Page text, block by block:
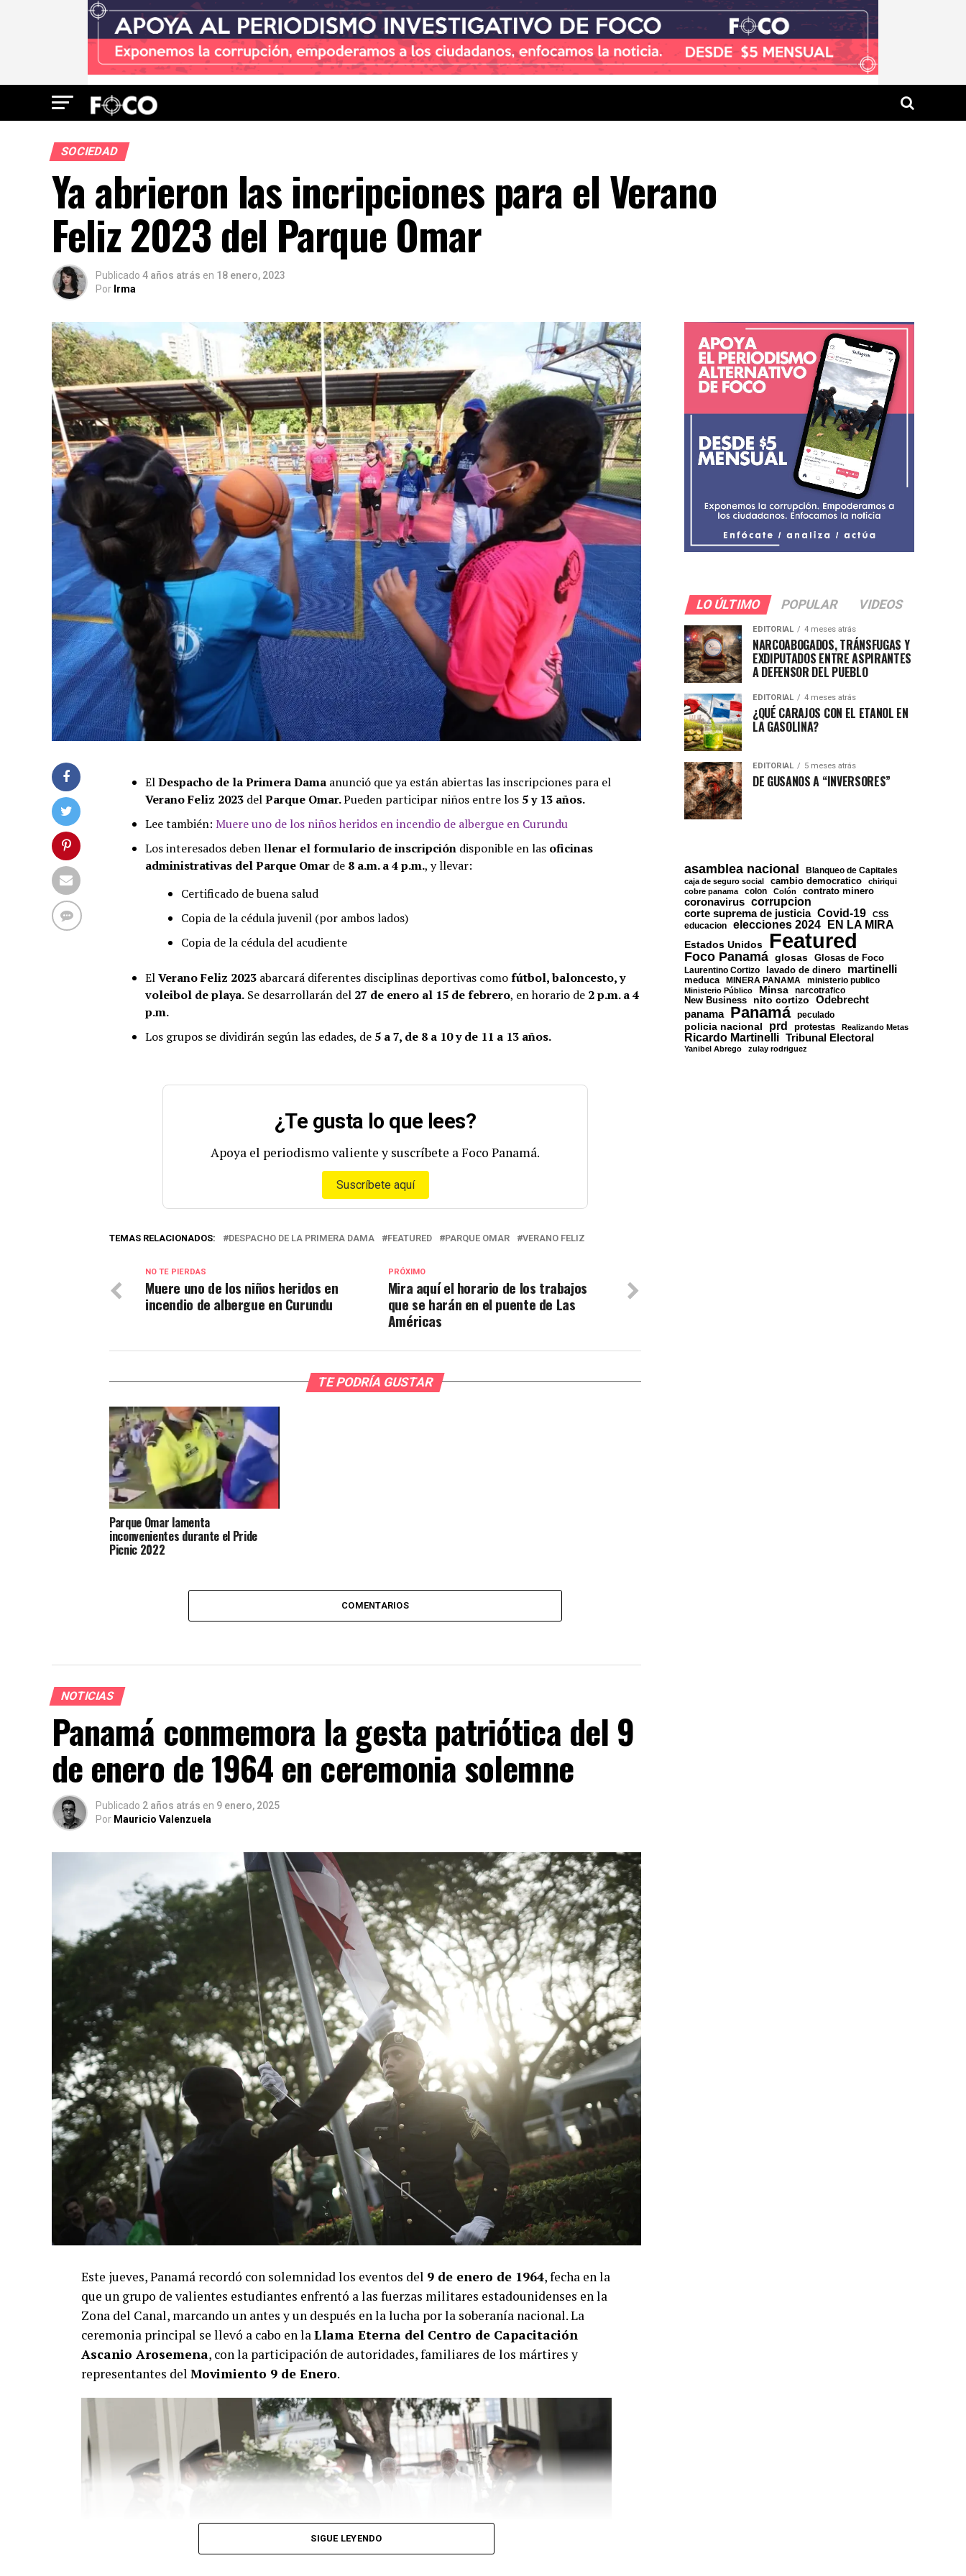
SOCIEDAD
Ya abrieron las incripciones para el Verano
Feliz 2023 del Parque Omar
Publicado 4 años atrás en 18 enero, 2023
Por Irma
ElDespacho de la Primera Dama anunció que ya están abiertas las inscripciones para el
Verano Feliz 2023 delParque Omar.Pueden participar niños entre los 5 y 13 años.
Lee también: Muere uno de los niños heridos en incendio de albergue en Curundu
Los interesados deben llenar el formulario de inscripción disponible en las oficinas
administrativas del Parque Omar de 8 a.m. a 4 p.m., y llevar:
Certificado de buena salud
Copia de la cédula juvenil (por ambos lados)
Copia de la cédula del acudiente
ElVerano Feliz 2023 abarcará diferentes disciplinas deportivas comofútbol, baloncesto, y
voleibol de playa. Se desarrollarán del 27 de enero al 15 de febrero, en horario de 2 p.m. a 4
p.m.
Los grupos se dividirán según las edades, de 5 a 7, de 8 a 10 y de 11 a 13 años.
¿Te gusta lo que lees?
Apoya el periodismo valiente y suscríbete a Foco Panamá.
Suscríbete aquí
TEMAS RELACIONADOS: DESPACHO DE LA PRIMERA DAMA FEATURED PARQUE OMAR VERANO FELIZ
PRÓXIMO
Mira aquí el horario de los trabajos
que se harán en el puente de Las
Américas
NO TE PIERDAS
Muere uno de los niños heridos en
incendio de albergue en Curundu
TE PODRÍA GUSTAR
Parque Omar lamenta
inconvenientes durante el Pride
Picnic 2022
COMENTARIOS
NOTICIAS
Panamá conmemora la gesta patriótica del 9
de enero de 1964 en ceremonia solemne
Publicado 2 años atrás en 9 enero, 2025
Por Mauricio Valenzuela
Este jueves, Panamá recordó con solemnidad los eventos del 9 de enero de 1964, fecha en la
que un grupo de valientes estudiantes enfrentó a las fuerzas militares estadounidenses en la
Zona del Canal, marcando un antes y un después en la lucha por la soberanía nacional. La
ceremonia principal se llevó a cabo en laLlama Eterna del Centro de Capacitación
Ascanio Arosemena, con la participación de autoridades, familiares de los mártires y
representantes del Movimiento 9 de Enero.
SIGUE LEYENDO
LO ÚLTIMO POPULAR VIDEOS
EDITORIAL 4 meses atrás
NARCOABOGADOS, TRÁNSFUGAS Y
EXDIPUTADOS ENTRE ASPIRANTES
A DEFENSOR DEL PUEBLO
EDITORIAL 4 meses atrás
¿QUÉ CARAJOS CON EL ETANOL EN
LA GASOLINA?
EDITORIAL 5 meses atrás
DE GUSANOS A “INVERSORES”
asamblea nacional Blanqueo de Capitales
caja de seguro social cambio democratico
chiriqui
cobre panama
colon Colón contrato minero
coronavirus corrupcion
corte suprema de justicia Covid-19 CSS
educacion elecciones 2024 EN LA MIRA
Estados Unidos Featured
Foco Panamá glosas Glosas de Foco
Laurentino Cortizo lavado de dinero martinelli
meduca MINERA PANAMA ministerio publico
Ministerio Público Minsa
narcotrafico
New Business
nito cortizo Odebrecht
panama Panamá peculado
policia nacional prd protestas Realizando Metas
Ricardo Martinelli Tribunal Electoral
Yanibel Abrego zulay rodriguez